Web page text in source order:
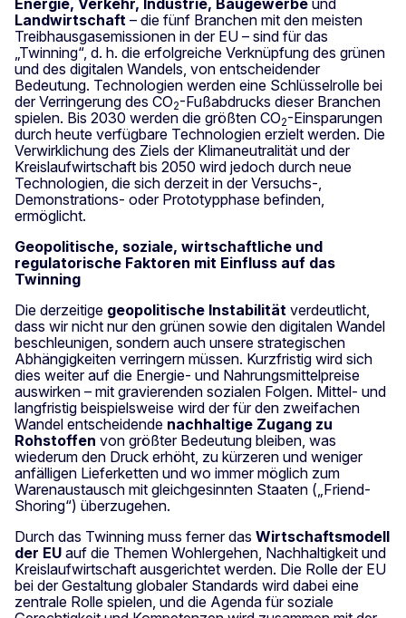
Landwirtschaft – die fünf Branchen mit den meisten
Treibhausgasemissionen in der EU – sind für das
„Twinning“, d. h. die erfolgreiche Verknüpfung des grünen
und des digitalen Wandels, von entscheidender
Bedeutung. Technologien werden eine Schlüsselrolle bei
der Verringerung des CO2-Fußabdrucks dieser Branchen
spielen. Bis 2030 werden die größten CO2-Einsparungen
durch heute verfügbare Technologien erzielt werden. Die
Verwirklichung des Ziels der Klimaneutralität und der
Kreislaufwirtschaft bis 2050 wird jedoch durch neue
Technologien, die sich derzeit in der Versuchs-,
Demonstrations- oder Prototypphase befinden,
ermöglicht.
Geopolitische, soziale, wirtschaftliche und
regulatorische Faktoren mit Einfluss auf das
Twinning
Die derzeitige geopolitische Instabilität verdeutlicht,
dass wir nicht nur den grünen sowie den digitalen Wandel
beschleunigen, sondern auch unsere strategischen
Abhängigkeiten verringern müssen. Kurzfristig wird sich
dies weiter auf die Energie- und Nahrungsmittelpreise
auswirken – mit gravierenden sozialen Folgen. Mittel- und
langfristig beispielsweise wird der für den zweifachen
Wandel entscheidende nachhaltige Zugang zu
Rohstoffen von größter Bedeutung bleiben, was
wiederum den Druck erhöht, zu kürzeren und weniger
anfälligen Lieferketten und wo immer möglich zum
Warenaustausch mit gleichgesinnten Staaten („Friend-
Shoring“) überzugehen.
Durch das Twinning muss ferner das Wirtschaftsmodell
der EU auf die Themen Wohlergehen, Nachhaltigkeit und
Kreislaufwirtschaft ausgerichtet werden. Die Rolle der EU
bei der Gestaltung globaler Standards wird dabei eine
zentrale Rolle spielen, und die Agenda für soziale